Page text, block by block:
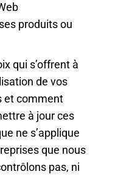
produits ou
qui s’offrent à
de vos
et comment
à jour ces
ne s’applique
que nous
pas, ni